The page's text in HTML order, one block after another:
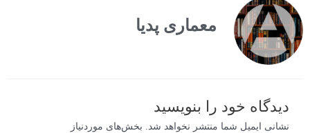
معماری پدیا
دیدگاه‌ خود را بنویسید
نشانی ایمیل شما منتشر نخواهد شد. بخش‌های موردنیاز